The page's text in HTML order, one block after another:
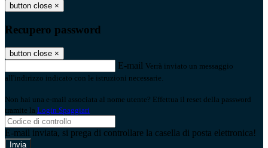
button close ×
Recupero password
button close ×
E-mail Verrà inviato un messaggio
all'indirizzo indicato con le istruzioni necessarie.
Non hai una e-mail associata al nome utente? Effettua il reset della password
tramite la Login Spaggiari
E-mail inviata, si prega di controllare la casella di posta elettronica!